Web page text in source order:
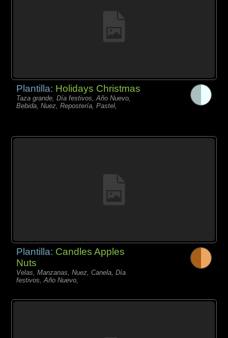
Plantilla: Holidays Christmas
Taza grande, Día festivos, Año Nuevo,
Bebida, Nuez, Repostería, Pastel,
Plantilla: Candles Apples
Nuts
Velas, Manzanas, Nuez, Canela, Día
festivos, Año Nuevo,